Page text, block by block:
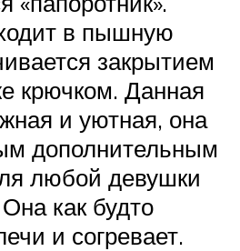
в пышную
закрытием
крючком. Данная
и уютная, она
дополнительным
любой девушки
как будто
и согревает.